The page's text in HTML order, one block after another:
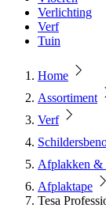
Verlichting
Verf
Tuin
Home
Assortiment
Verf
Afplakken &
Afplaktape
Tesa